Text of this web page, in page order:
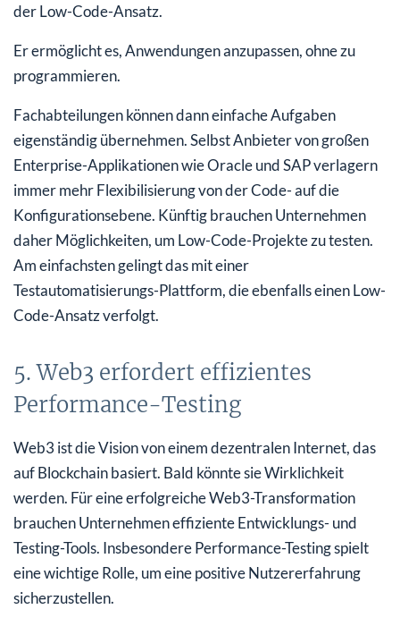
der Low-Code-Ansatz.
Er ermöglicht es, Anwendungen anzupassen, ohne zu
programmieren.
Fachabteilungen können dann einfache Aufgaben
eigenständig übernehmen. Selbst Anbieter von großen
Enterprise-Applikationen wie Oracle und SAP verlagern
immer mehr Flexibilisierung von der Code- auf die
Konfigurationsebene. Künftig brauchen Unternehmen
daher Möglichkeiten, um Low-Code-Projekte zu testen.
Am einfachsten gelingt das mit einer
Testautomatisierungs-Plattform, die ebenfalls einen Low-
Code-Ansatz verfolgt.
5. Web3 erfordert effizientes
Performance-Testing
Web3 ist die Vision von einem dezentralen Internet, das
auf Blockchain basiert. Bald könnte sie Wirklichkeit
werden. Für eine erfolgreiche Web3-Transformation
brauchen Unternehmen effiziente Entwicklungs- und
Testing-Tools. Insbesondere Performance-Testing spielt
eine wichtige Rolle, um eine positive Nutzererfahrung
sicherzustellen.